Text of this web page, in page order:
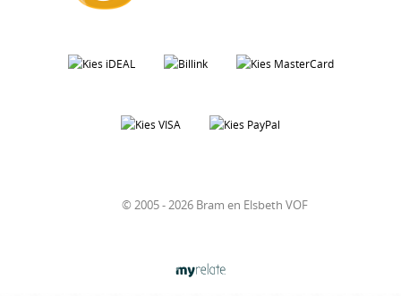
© 2005 - 2026 Bram en Elsbeth VOF